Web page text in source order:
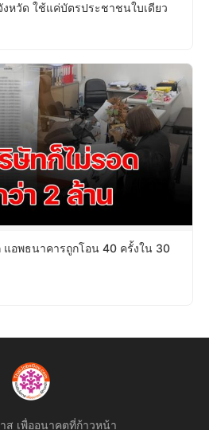
หวัด ใช้แค่บัตรประชาชนใบเดียว
อพธนาคารถูกโอน 40 ครั้งใน 30
ส เพื่ออนาคตที่ก้าวหน้า